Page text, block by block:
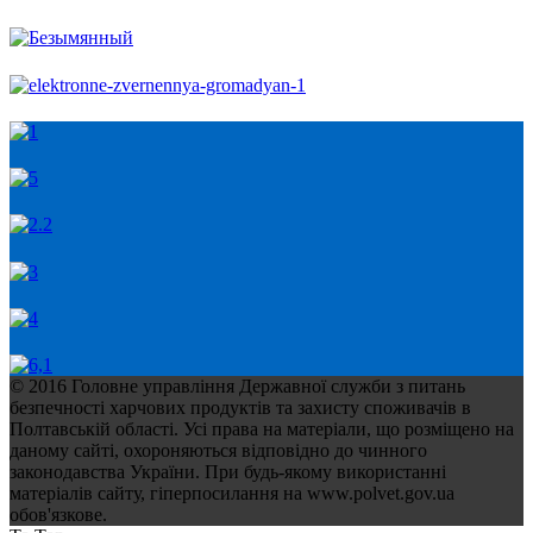
© 2016 Головне управління Державної служби з питань
безпечності харчових продуктів та захисту споживачів в
Полтавській області. Усі права на матеріали, що розміщено на
даному сайті, охороняються відповідно до чинного
законодавства України. При будь-якому використанні
матеріалів сайту, гіперпосилання на www.polvet.gov.ua
обов'язкове.